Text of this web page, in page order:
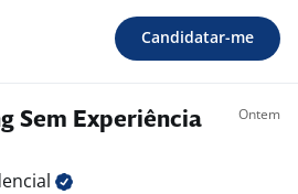
Candidatar-me
Sem Experiência
Ontem